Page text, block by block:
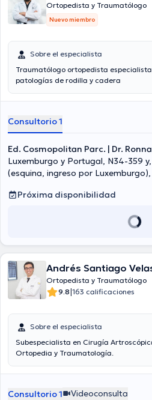
Ortopedista y Traumatólogo
Nuevo miembro
Sobre el especialista
Traumatólogo ortopedista
patologías de rodilla y cadera
Consultorio 1
Ed. Cosmopolitan Parc. | Dr.
Luxemburgo y Portugal, N34-359
(esquina, ingreso por
Próxima disponibilidad
Andrés Santiago
Ortopedista y Traumatólogo
9.8|163 calificaciones
Sobre el especialista
Subespecialista en Cirugía
Ortopedia y Traumatología.
Consultorio 1 Videoconsulta